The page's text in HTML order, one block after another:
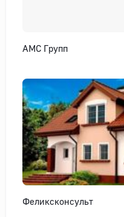
АМС Групп
Феликсконсульт